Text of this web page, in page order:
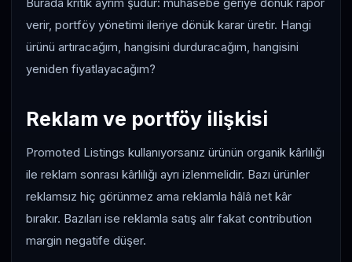
verir, portföy yönetimi ileriye dönük karar üretir. Hangi
ürünü artıracağım, hangisini durduracağım, hangisini
yeniden fiyatlayacağım?
Reklam ve portföy ilişkisi
Promoted Listings kullanıyorsanız ürünün organik kârlılığı
ile reklam sonrası kârlılığı ayrı izlenmelidir. Bazı ürünler
reklamsız hiç görünmez ama reklamla hâlâ net kâr
bırakır. Bazıları ise reklamla satış alır fakat contribution
margin negatife düşer.